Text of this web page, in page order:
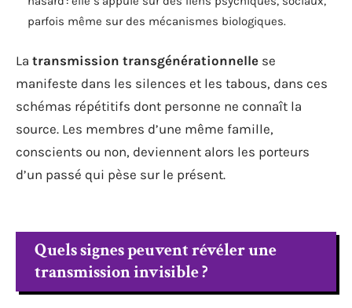
parfois même sur des mécanismes biologiques.
La transmission transgénérationnelle se
manifeste dans les silences et les tabous, dans ces
schémas répétitifs dont personne ne connaît la
source. Les membres d’une même famille,
conscients ou non, deviennent alors les porteurs
d’un passé qui pèse sur le présent.
Quels signes peuvent révéler une
transmission invisible ?